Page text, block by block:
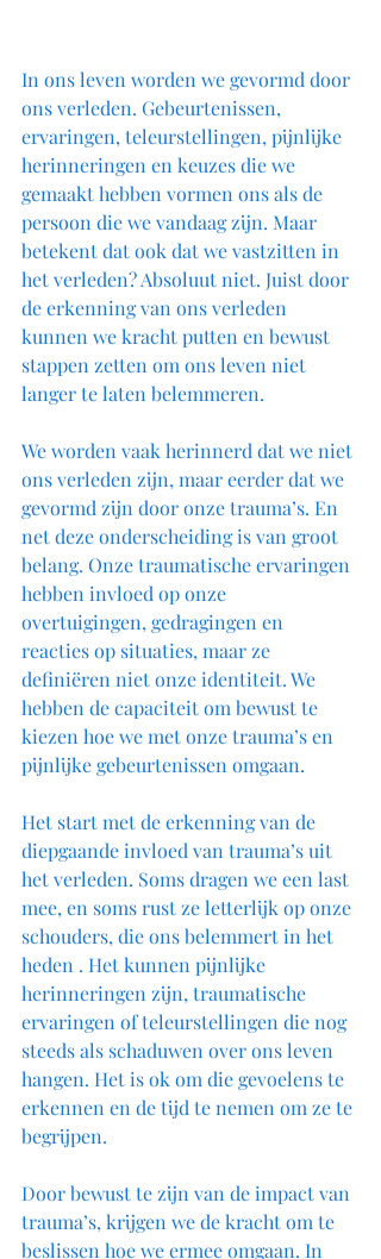
In ons leven worden we gevormd door
ons verleden. Gebeurtenissen,
ervaringen, teleurstellingen, pijnlijke
herinneringen en keuzes die we
gemaakt hebben vormen ons als de
persoon die we vandaag zijn. Maar
betekent dat ook dat we vastzitten in
het verleden? Absoluut niet. Juist door
de erkenning van ons verleden
kunnen we kracht putten en bewust
stappen zetten om ons leven niet
langer te laten belemmeren.
We worden vaak herinnerd dat we niet
ons verleden zijn, maar eerder dat we
gevormd zijn door onze trauma’s. En
net deze onderscheiding is van groot
belang. Onze traumatische ervaringen
hebben invloed op onze
overtuigingen, gedragingen en
reacties op situaties, maar ze
definiëren niet onze identiteit. We
hebben de capaciteit om bewust te
kiezen hoe we met onze trauma’s en
pijnlijke gebeurtenissen omgaan.
Het start met de erkenning van de
diepgaande invloed van trauma’s uit
het verleden. Soms dragen we een last
mee, en soms rust ze letterlijk op onze
schouders, die ons belemmert in het
heden . Het kunnen pijnlijke
herinneringen zijn, traumatische
ervaringen of teleurstellingen die nog
steeds als schaduwen over ons leven
hangen. Het is ok om die gevoelens te
erkennen en de tijd te nemen om ze te
begrijpen.
Door bewust te zijn van de impact van
trauma’s, krijgen we de kracht om te
beslissen hoe we ermee omgaan. In